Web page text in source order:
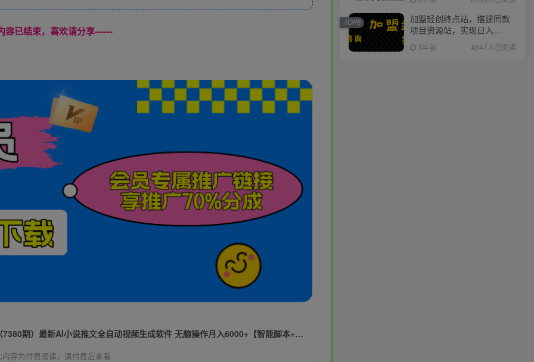
容已结束，喜欢请分享------
（7380期）最新AI小说推文全自动视频生成软件 无脑操作月入6000+【智能脚本+教程】
内容为付费阅读，请付费后查看
加盟轻创终点站，搭建同款
项目资源站，实现日入
2000+
3年前 4847人已阅读
TOP6